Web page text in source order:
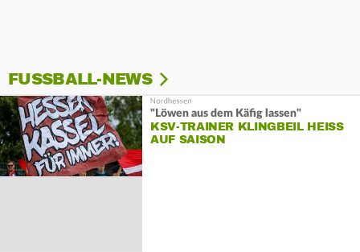
FUSSBALL-NEWS
"Löwen aus dem Käfig lassen"
KSV-TRAINER KLINGBEIL HEISS A
UF SAISON